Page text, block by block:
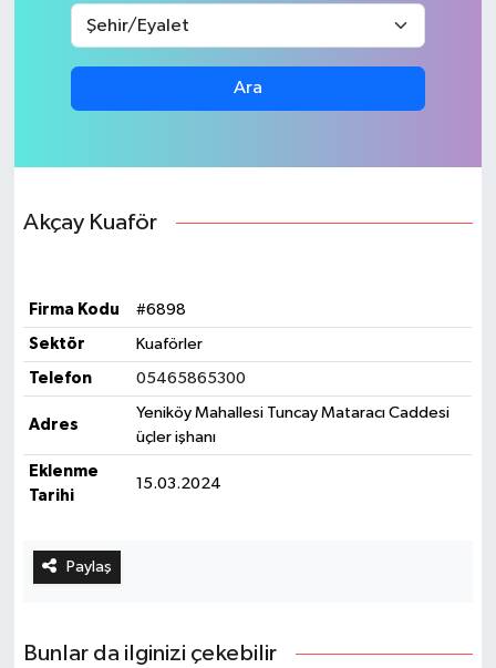
Ara
Akçay Kuaför
Firma Kodu #6898
Sektör Kuaförler
Telefon 05465865300
Adres
Yeniköy Mahallesi Tuncay Mataracı Caddesi
üçler işhanı
Eklenme
Tarihi
15.03.2024
Paylaş
Bunlar da ilginizi çekebilir